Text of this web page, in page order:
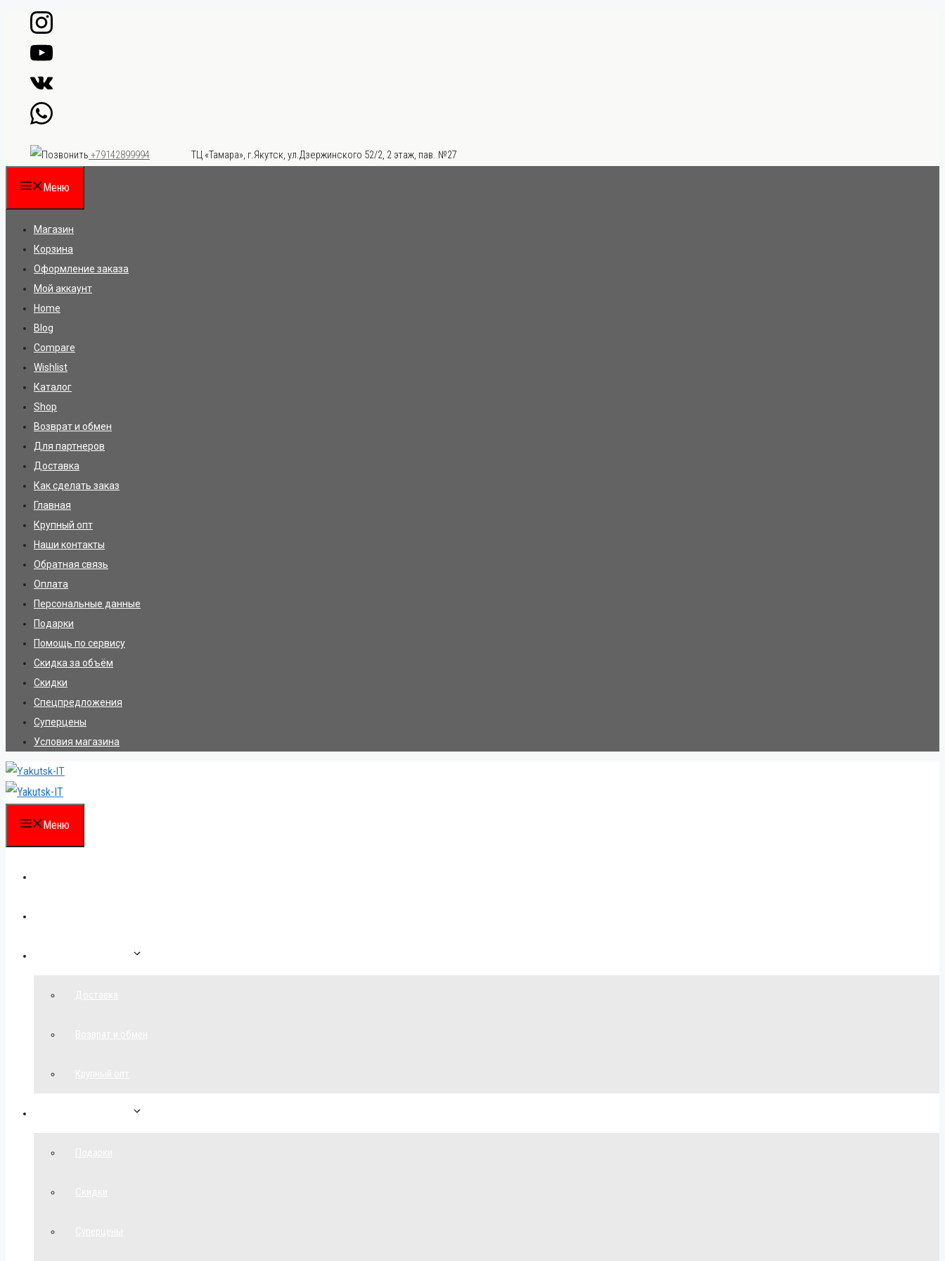
Перейти
содержимому
+79142899994 ТЦ «Тамара», г.Якутск, ул.Дзержинского 52/2, 2 этаж, пав. №27
Меню
Магазин
Корзина
Оформление заказа
Мой аккаунт
Home
Blog
Compare
Wishlist
Каталог
Shop
Возврат и обмен
Для партнеров
Доставка
Как сделать заказ
Главная
Крупный опт
Наши контакты
Обратная связь
Оплата
Персональные данные
Подарки
Помощь по сервису
Скидка за объём
Скидки
Спецпредложения
Суперцены
Условия магазина
Меню